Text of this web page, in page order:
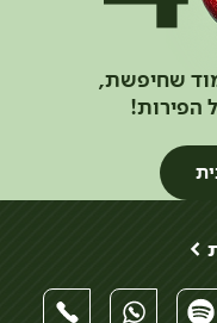
שחיפשת,
הפירות!
>